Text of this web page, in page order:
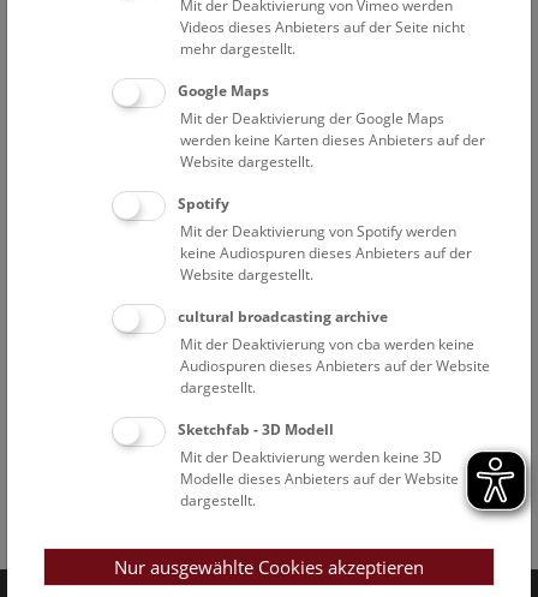
Mit der Deaktivierung von Vimeo werden
Videos dieses Anbieters auf der Seite nicht
mehr dargestellt.
Google Maps
Mit der Deaktivierung der Google Maps
werden keine Karten dieses Anbieters auf der
Website dargestellt.
Spotify
Mit der Deaktivierung von Spotify werden
keine Audiospuren dieses Anbieters auf der
Website dargestellt.
cultural broadcasting archive
Mit der Deaktivierung von cba werden keine
Audiospuren dieses Anbieters auf der Website
dargestellt.
Sketchfab - 3D Modell
Mit der Deaktivierung werden keine 3D
Modelle dieses Anbieters auf der Website
dargestellt.
Nur ausgewählte Cookies akzeptieren